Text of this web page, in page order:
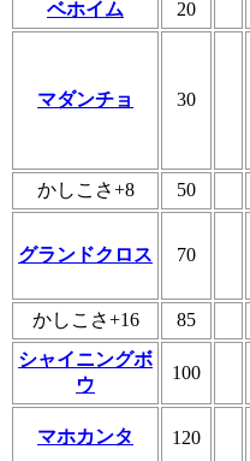
ベホイム 20
マダンチョ 30
かしこさ+8
50
グランドクロス 70
かしこさ+16
85
シャイニングボ
ウ
100
マホカンタ 120